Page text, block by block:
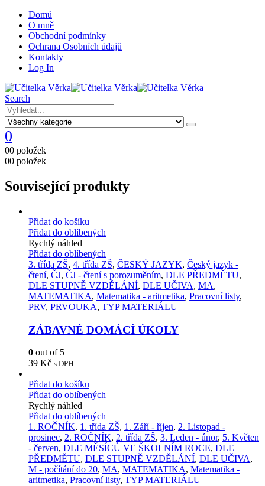
Domů
O mně
Obchodní podmínky
Ochrana Osobních údajů
Kontakty
Log In
Search
0
00 položek
00 položek
Související produkty
Přidat do košíku
Přidat do oblíbených
Rychlý náhled
Přidat do oblíbených
3. třída ZŠ, 4. třída ZŠ, ČESKÝ JAZYK, Český jazyk -
čtení, ČJ, ČJ - čtení s porozuměním, DLE PŘEDMĚTU,
DLE STUPNĚ VZDĚLÁNÍ, DLE UČIVA, MA,
MATEMATIKA, Matematika - aritmetika, Pracovní listy,
PRV, PRVOUKA, TYP MATERIÁLU
ZÁBAVNÉ DOMÁCÍ ÚKOLY
0 out of 5
39 Kč s DPH
Přidat do košíku
Přidat do oblíbených
Rychlý náhled
Přidat do oblíbených
1. ROČNÍK, 1. třída ZŠ, 1. Září - říjen, 2. Listopad -
prosinec, 2. ROČNÍK, 2. třída ZŠ, 3. Leden - únor, 5. Květen
- červen, DLE MĚSÍCŮ VE ŠKOLNÍM ROCE, DLE
PŘEDMĚTU, DLE STUPNĚ VZDĚLÁNÍ, DLE UČIVA,
M - počítání do 20, MA, MATEMATIKA, Matematika -
aritmetika, Pracovní listy, TYP MATERIÁLU